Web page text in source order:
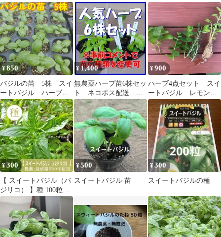
配送 苗の指定不可
ル おまとめ
¥850
バジルの苗 5株 スイ
ートバジル ハーブ
家庭菜園 栽培期間中
農薬不使用 ピザ
¥1,400
無農薬ハーブ苗6株セッ
ト ネコポス配送 組
み合わせ変更可(事前コ
メント必須)
¥900
ハーブ4点セット スイ
ートバジル レモンバ
ーム アップルミン
ト ローズマリー 苗
¥300
【 スイートバジル（バ
ジリコ） 】種 100粒
ハーブ 定番 人気
¥500
スイートバジル 苗
¥300
スイートバジルの種